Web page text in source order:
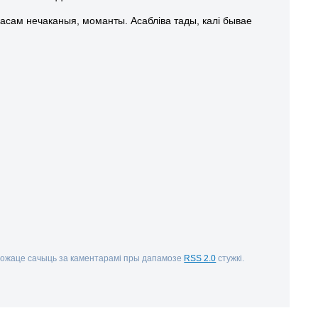
нечаканыя, моманты. Асабліва тады, калі бывае
сачыць за каментарамі пры дапамозе RSS 2.0 стужкі.